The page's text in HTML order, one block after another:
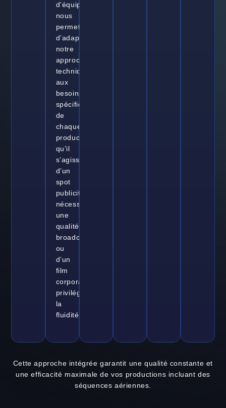
d’équipements
nous
permet
d’adapter
notre
approche
technique
aux
besoins
spécifiques
de
chaque
production,
qu’il
s’agisse
d’un
spot
publicitaire
nécessitant
une
qualité
broadcast
ou
d’un
film
corporate
privilégiant
la
fluidité.
Cette approche intégrée garantit une qualité constante et
une efficacité maximale de vos productions incluant des
séquences aériennes.